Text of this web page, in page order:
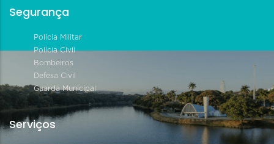
Segurança
Polícia Militar
Polícia Civil
Bombeiros
Defesa Civil
Guarda Municipal
Serviços